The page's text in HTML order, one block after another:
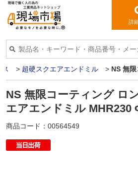
詳
> 超硬スクエアエンドミル > NS 無
NS 無限コーティング ロ
エアエンドミル MHR230
商品コード： 00564549